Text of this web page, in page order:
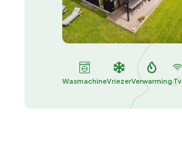
WasmachineVriezerVerwarming Tv